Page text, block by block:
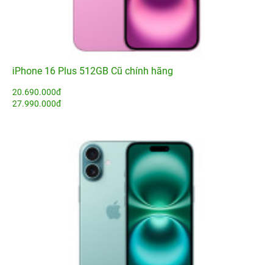
iPhone 16 Plus 512GB Cũ chính hãng
20.690.000đ
27.990.000đ